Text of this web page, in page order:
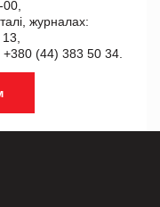
журналах:
(44) 383 50 34.